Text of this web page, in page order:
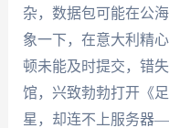
杂，数据包可能在公
象一下，在意大利精
顿未能及时提交，错
馆，兴致勃勃打开《
星，却连不上服务器